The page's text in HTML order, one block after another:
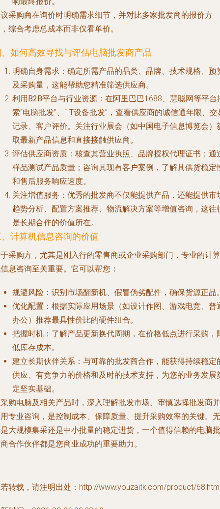
采购商在询价时明确需求细节，并对比多家批发商的报价方
综合考虑总成本而非仅看单价。
如何高效寻找与评估电脑批发商产品
明确自身需求 ：确定所需产品的品类、品牌、技术规格、预
及采购量，这能帮助您精准筛选供应商。
利用B2B平台与行业资源 ：在阿里巴巴1688、慧聪网等平台
索“电脑批发”、“IT设备批发”，查看供应商的诚信通年限、交
记录、客户评价。关注行业展会（如中国电子信息博览会）
取最新产品信息和直接接触供应商。
评估供应商资质 ：核查其营业执照、品牌授权代理证书；通
样品测试产品质量；咨询其现有客户案例，了解其供货稳定
和售后服务响应速度。
关注增值服务 ：优秀的批发商不仅能提供产品，还能提供市
趋势分析、配置方案推荐、物流解决方案等增值咨询，这往
是长期合作的价值所在。
计算机信息咨询的价值
采购方，尤其是刚入行的零售商或企业采购部门，专业的计算
息咨询至关重要。它可以帮您：
规避风险 ：识别市场翻新机、假冒伪劣配件，确保货源正品
优化配置 ：根据实际应用场景（如设计作图、游戏电竞、普
办公）推荐最具性价比的硬件组合。
把握时机 ：了解产品更新换代周期，在价格低点进行采购，
低库存成本。
建立长期伙伴关系 ：与可靠的批发商合作，能获得持续稳定
供应、有竞争力的价格和及时的技术支持，为您的业务发展
定坚实基础。
购电脑及相关产品时，深入理解批发市场、审慎选择批发商并
专业咨询，是控制成本、保障质量、提升采购效率的关键。无
大规模集采还是中小批量的稳定进货，一个值得信赖的电脑批
合作伙伴都是您商业成功的重要助力。
转载，请注明出处：http://www.youzaitk.com/product/